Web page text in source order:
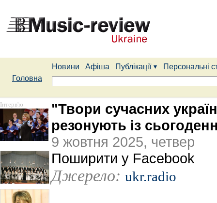
Новини Афіша Публікації
Персональні
Головна
Інтерв'ю
"Твори сучасних
резонують із
9 жовтня 2025, четвер
Поширити у Facebook
Джерело: ukr.radio